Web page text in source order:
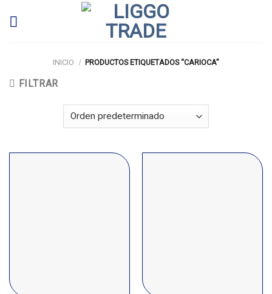
INICIO / PRODUCTOS ETIQUETADOS “CARIOCA”
FILTRAR